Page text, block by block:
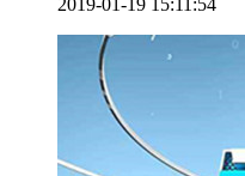
2019-01-19 15:11:54